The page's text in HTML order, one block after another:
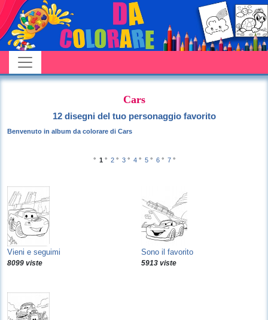
Cars
12 disegni del tuo personaggio favorito
Benvenuto in album da colorare di Cars
° 1 ° 2° 3° 4° 5° 6° 7°
Vieni e seguimi
8099 viste
Sono il favorito
5913 viste